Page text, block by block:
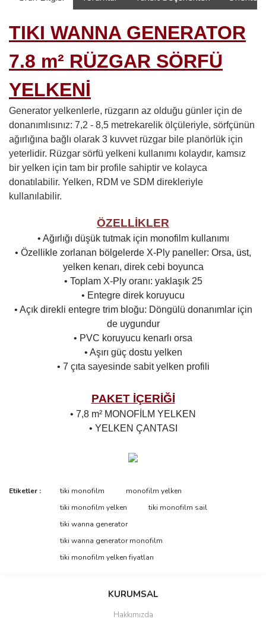
TIKI WANNA GENERATOR
7.8 m² RÜZGAR SÖRFÜ
YELKENİ
Generator yelkenlerle, rüzgarın az olduğu günler için de
donanımlısınız: 7,2 - 8,5 metrekarelik ölçüleriyle, sörfçünün
ağırlığına bağlı olarak 3 kuvvet rüzgar bile planörlük için
yeterlidir. Rüzgar sörfü yelkeni kullanımı kolaydır, kamsız
bir yelken için tam bir profile sahiptir ve kolayca
donatılabilir. Yelken, RDM ve SDM direkleriyle
kullanılabilir.
ÖZELLİKLER
• Ağırlığı düşük tutmak için monofilm kullanımı
• Özellikle zorlanan bölgelerde X-Ply paneller: Orsa, üst,
yelken kenarı, direk cebi boyunca
• Toplam X-Ply oranı: yaklaşık 25
• Entegre direk koruyucu
• Açık direkli entegre trim bloğu: Döngülü donanımlar için
de uygundur
• PVC koruyucu kenarlı orsa
• Aşırı güç dostu yelken
• 7 çıta sayesinde sabit yelken profili
PAKET İÇERİĞİ
• 7,8 m² MONOFİLM YELKEN
• YELKEN ÇANTASI
Bu ürüne ilk yorumu siz yapın!
Yorum Yaz
Bu ürünün fiyat bilgisi, resim, ürün açıklamalarında ve diğer
tarafımıza iletebilirsiniz.
Görüş ve önerileriniz için teşekkür ederiz.
Ürün resmi kalitesiz, bozuk veya görüntülenemiyor.
Bu ürüne benzer farklı alternatifler olmalı.
Etiketler : tiki monofilm
monofilm yelken
tiki monofilm yelken
tiki monofilm sail
tiki wanna generator
tiki wanna generator monofilm
tiki monofilm yelken fiyatları
KURUMSAL
Hakkımızda